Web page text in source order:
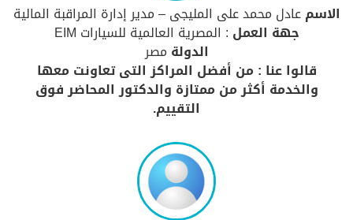
الاسمعادل محمد على المليجى – مدير إدارة المراقبة المالية
جهة العمل : المصرية العالمية للسيارات EIM
الدولة مصر
قالوا عنا : من أفضل المراكز التى تعاونت معها
والخدمة أكثر من ممتازة والدكتور المحاضر فوق
التقييم.